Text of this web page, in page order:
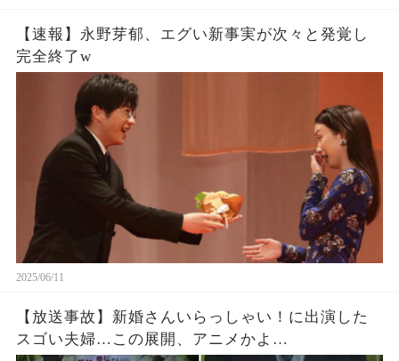
【速報】永野芽郁、エグい新事実が次々と発覚し
完全終了w
2025/06/11
【放送事故】新婚さんいらっしゃい！に出演した
スゴい夫婦…この展開、アニメかよ…